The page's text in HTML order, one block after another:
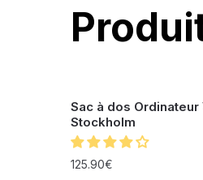
Sac à dos Ordinateur
Stockholm
125.90€